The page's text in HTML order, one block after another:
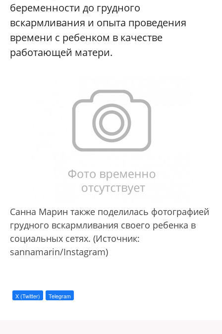
беременности до грудного
вскармливания и опыта проведения
времени с ребенком в качестве
работающей матери.
Санна Марин также поделилась фотографией
грудного вскармливания своего ребенка в
социальных сетях. (Источник:
sannamarin/Instagram)
X (Twitter) Telegram